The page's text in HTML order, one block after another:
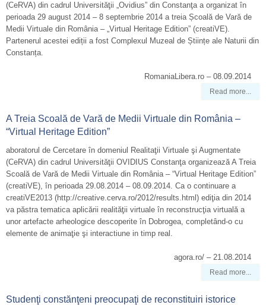
(CeRVA) din cadrul Universităţii „Ovidius” din Constanţa a organizat în
perioada 29 august 2014 – 8 septembrie 2014 a treia Școală de Vară de
Medii Virtuale din România – „Virtual Heritage Edition” (creatiVE).
Partenerul acestei ediții a fost Complexul Muzeal de Științe ale Naturii din
Constanța.
RomaniaLibera.ro – 08.09.2014
Read more...
A Treia Scoală de Vară de Medii Virtuale din România –
“Virtual Heritage Edition”
aboratorul de Cercetare în domeniul Realitaţii Virtuale şi Augmentate
(CeRVA) din cadrul Universităţii OVIDIUS Constanţa organizează A Treia
Scoală de Vară de Medii Virtuale din România – “Virtual Heritage Edition”
(creatiVE), în perioada 29.08.2014 – 08.09.2014. Ca o continuare a
creatiVE2013 (http://creative.cerva.ro/2012/results.html) ediţia din 2014
va păstra tematica aplicării realităţii virtuale în reconstrucţia virtuală a
unor artefacte arheologice descoperite în Dobrogea, completând-o cu
elemente de animaţie şi interactiune in timp real.
agora.ro/ – 21.08.2014
Read more...
Studenţi constănţeni preocupaţi de reconstituiri istorice